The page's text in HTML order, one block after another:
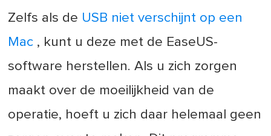
Zelfs als de USB niet verschijnt op een
Mac , kunt u deze met de EaseUS-
software herstellen. Als u zich zorgen
maakt over de moeilijkheid van de
operatie, hoeft u zich daar helemaal geen